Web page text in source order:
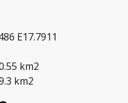
E17.7911
km2
km2